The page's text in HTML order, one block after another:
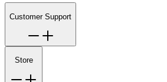
Customer Support
Store